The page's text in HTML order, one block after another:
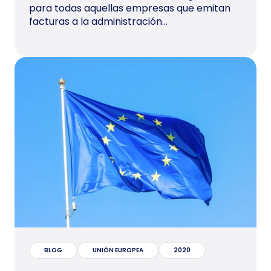
para todas aquellas empresas que emitan
facturas a la administración...
BLOG UNIÓN EUROPEA 2020